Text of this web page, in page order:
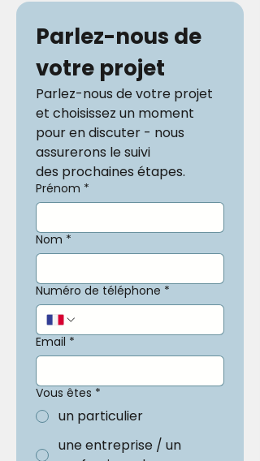
Parlez-nous de
votre projet
Parlez-nous de votre projet
et choisissez un moment
pour en discuter - nous
assurerons le suivi
des prochaines étapes.
Prénom *
Nom *
Numéro de téléphone *
Email *
Vous êtes *
un particulier
une entreprise / un